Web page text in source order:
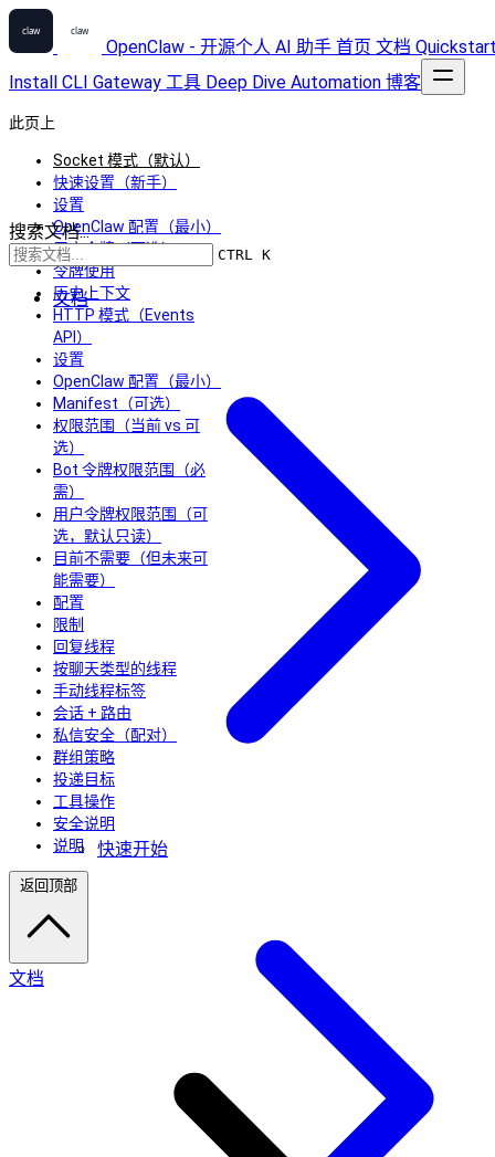
OpenClaw - 开源个人 AI 助手 首页 文档
Install CLI Gateway 工具 Deep Dive Automation 博客
搜索文档...
CTRL K
文档
快速开始
此页上
Socket 模式（默认）
快速设置（新手）
设置
OpenClaw 配置（最小）
用户令牌（可选）
令牌使用
历史上下文
HTTP 模式（Events
API）
设置
OpenClaw 配置（最小）
Manifest（可选）
权限范围（当前 vs 可
选）
Bot 令牌权限范围（必
需）
用户令牌权限范围（可
选，默认只读）
目前不需要（但未来可
能需要）
配置
限制
回复线程
按聊天类型的线程
手动线程标签
会话 + 路由
私信安全（配对）
群组策略
投递目标
工具操作
安全说明
说明
返回顶部
文档